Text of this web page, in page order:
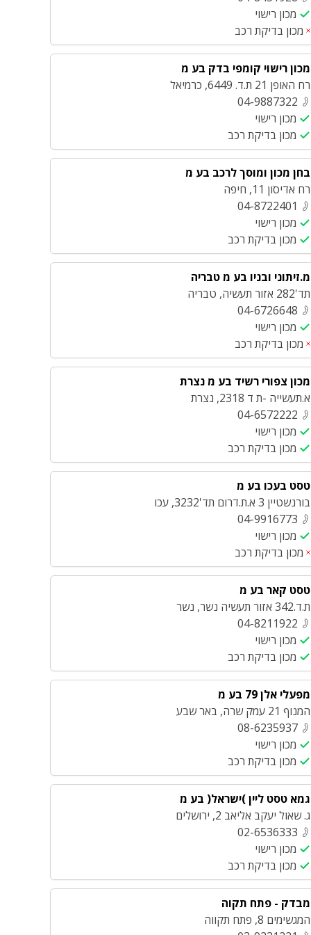
מכון רישוי
מכון בדיקת רכב
מכון רישוי קומפי בדק בע מ
רח האופן 21 ת.ד. 6449
, כרמיאל
04-9887322
מכון רישוי
מכון בדיקת רכב
בחן מכון ומוסך לרכב בע מ
רח אדיסון 11
, חיפה
04-8722401
מכון רישוי
מכון בדיקת רכב
מ.זיתוני ובניו בע מ טבריה
תד'282 אזור תעשיה
, טבריה
04-6726648
מכון רישוי
מכון בדיקת רכב
מכון צפורי רשיד בע מ נצרת
א.תעשייה -ת ד 2318
, נצרת
04-6572222
מכון רישוי
מכון בדיקת רכב
טסט בעכו בע מ
בורנשטיין 3 א.ת.דרום תד'3232
, עכו
04-9916773
מכון רישוי
מכון בדיקת רכב
טסט קאר בע מ
ת.ד.342 אזור תעשיה נשר
, נשר
04-8211922
מכון רישוי
מכון בדיקת רכב
מפעלי אלן 79 בע מ
המנוף 21 עמק שרה
, באר שבע
08-6235937
מכון רישוי
מכון בדיקת רכב
גמא טסט ליין )ישראל( בע מ
ג. שאול יעקב אליאב 2
, ירושלים
02-6536333
מכון רישוי
מכון בדיקת רכב
מבדק - פתח תקוה
המגשימים 8
, פתח תקווה